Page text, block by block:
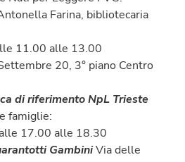
Farina, bibliotecaria
11.00 alle 13.00
20, 3° piano Centro
di riferimento NpL Trieste
famiglie:
17.00 alle 18.30
GambiniVia delle